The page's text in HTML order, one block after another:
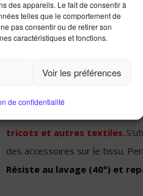
des appareils. Le fait de consentir à
telles que le comportement de
pas consentir ou de retirer son
caractéristiques et fonctions.
Voir les préférences
de confidentialité
Colle pour textiles qui
tricots et autres textiles
des accessoires sur le tissu.
Résiste au lavage (40º) et